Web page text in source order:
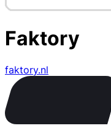
Faktory
faktory.nl